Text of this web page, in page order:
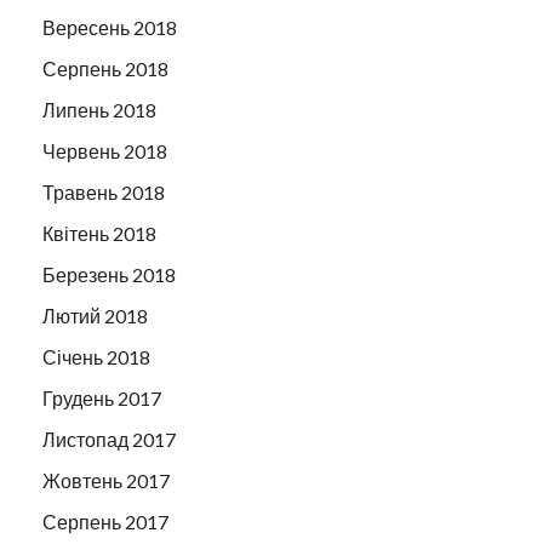
Вересень 2018
Серпень 2018
Липень 2018
Червень 2018
Травень 2018
Квітень 2018
Березень 2018
Лютий 2018
Січень 2018
Грудень 2017
Листопад 2017
Жовтень 2017
Серпень 2017